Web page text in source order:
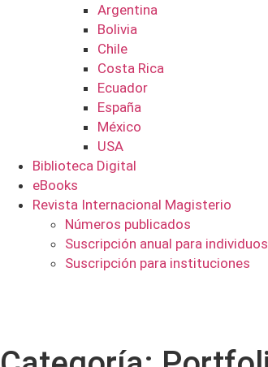
Argentina
Bolivia
Chile
Costa Rica
Ecuador
España
México
USA
Biblioteca Digital
eBooks
Revista Internacional Magisterio
Números publicados
Suscripción anual para individuos
Suscripción para instituciones